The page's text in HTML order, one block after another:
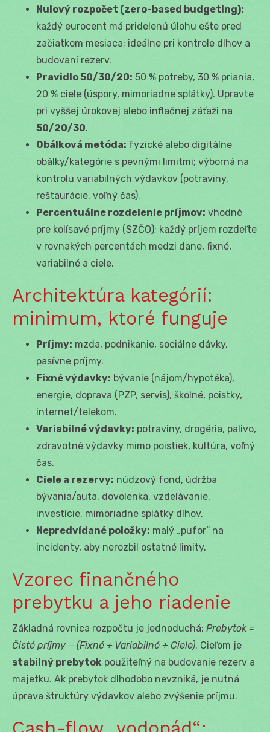
Nulový rozpočet (zero-based budgeting):
každý eurocent má pridelenú úlohu ešte pred
začiatkom mesiaca; ideálne pri kontrole dlhov a
budovaní rezerv.
Pravidlo 50/30/20: 50 % potreby, 30 % priania,
20 % ciele (úspory, mimoriadne splátky). Upravte
pri vyššej úrokovej alebo inflačnej záťaži na
50/20/30.
Obálková metóda: fyzické alebo digitálne
obálky/kategórie s pevnými limitmi; výborná na
kontrolu variabilných výdavkov (potraviny,
reštaurácie, voľný čas).
Percentuálne rozdelenie príjmov: vhodné
pre kolísavé príjmy (SZČO); každý príjem rozdeľte
v rovnakých percentách medzi dane, fixné,
variabilné a ciele.
Architektúra kategórií:
minimum, ktoré funguje
Príjmy: mzda, podnikanie, sociálne dávky,
pasívne príjmy.
Fixné výdavky: bývanie (nájom/hypotéka),
energie, doprava (PZP, servis), školné, poistky,
internet/telekom.
Variabilné výdavky: potraviny, drogéria, palivo,
zdravotné výdavky mimo poistiek, kultúra, voľný
čas.
Ciele a rezervy: núdzový fond, údržba
bývania/auta, dovolenka, vzdelávanie,
investície, mimoriadne splátky dlhov.
Nepredvídané položky: malý „pufor“ na
incidenty, aby nerozbil ostatné limity.
Vzorec finančného
prebytku a jeho riadenie
Základná rovnica rozpočtu je jednoduchá: Prebytok =
Čisté príjmy − (Fixné + Variabilné + Ciele). Cieľom je
stabilný prebytok použiteľný na budovanie rezerv a
majetku. Ak prebytok dlhodobo nevzniká, je nutná
úprava štruktúry výdavkov alebo zvýšenie príjmu.